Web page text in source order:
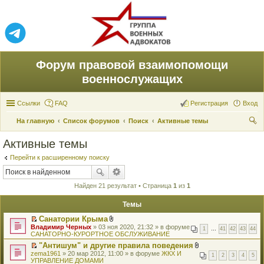
Форум правовой взаимопомощи
военнослужащих
Ссылки FAQ Вход
Регистрация
На главную Список форумов Поиск
Активные темы
Активные темы
Перейти к расширенному поиску
Найден 21 результат • Страница 1 из 1
Темы
П
е
р
е
й
т
Санатории Крыма
В
л
о
ж
е
1 41 42 43 44
Владимир Черных » 03 ноя 2020, 21:32 » в форуме
САНАТОРНО-КУРОРТНОЕ ОБСЛУЖИВАНИЕ
П
е
"Антишум" и другие правила поведения
В
л
1 2 3 4 5
zema1961 » 20 мар 2012, 11:00 » в форуме ЖКХ И
УПРАВЛЕНИЕ ДОМАМИ